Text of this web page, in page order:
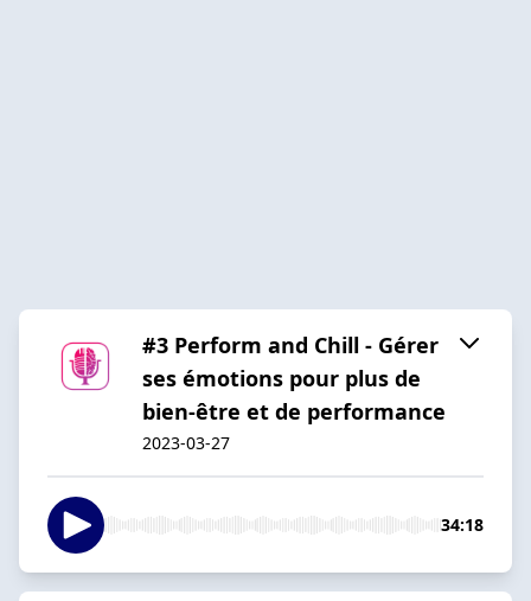
#3 Perform and Chill - Gérer
ses émotions pour plus de
bien-être et de performance
2023-03-27
34:18